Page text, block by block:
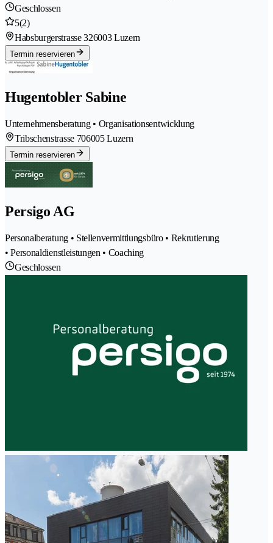
Geschlossen
5(2)
Habsburgerstrasse 326003 Luzern
Termin reservieren
Hugentobler Sabine
Unternehmensberatung • Organisationsentwicklung
Tribschenstrasse 706005 Luzern
Termin reservieren
Persigo AG
Personalberatung • Stellenvermittlungsbüro • Rekrutierung
• Personaldienstleistungen • Coaching
Geschlossen